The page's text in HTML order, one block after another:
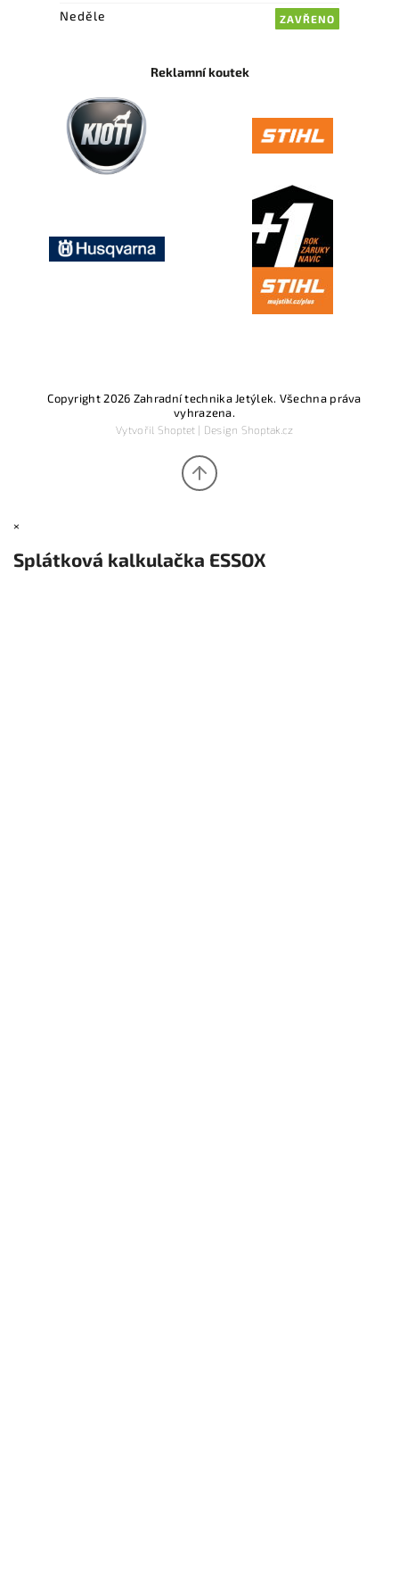
Neděle
ZAVŘENO
Reklamní koutek
Copyright 2026 Zahradní technika Jetýlek. Všechna práva
vyhrazena.
Vytvořil Shoptet| Design Shoptak.cz
×
Splátková kalkulačka ESSOX